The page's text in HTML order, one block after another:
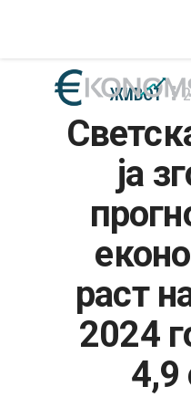
АКТУЕЛНО
ЕКОНОМИЈА
ФИНАНСИИ
БАНКАРСТВО
ЖИВОТ
МОЗАИК
ЖИВОТ
ја
раст
2024
4,9